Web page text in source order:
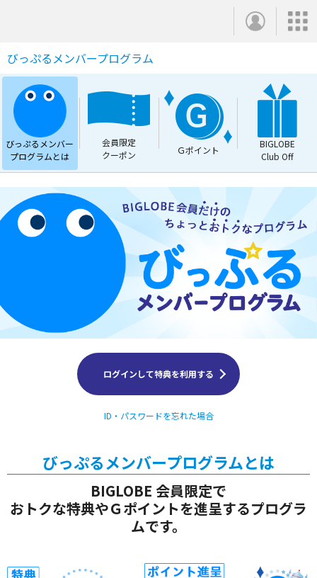
びっぷるメンバープログラム
びっぷるメンバー
プログラムとは
会員限定
クーポン
Ｇポイント
BIGLOBE
Club Off
ログインして特典を利用する
ID・パスワードを忘れた場合
びっぷるメンバープログラムとは
BIGLOBE 会員限定で
おトクな特典やＧポイントを進呈するプログラ
ムです。